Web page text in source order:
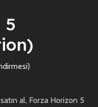
5
al, Forza Horizon 5